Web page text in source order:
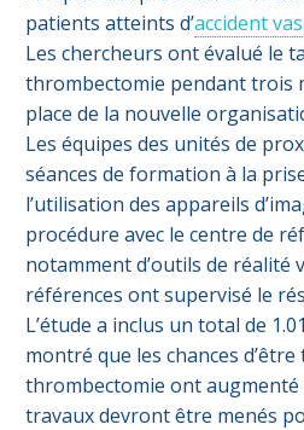
patients atteints d’accident
Les chercheurs ont évalué le
thrombectomie pendant trois
place de la nouvelle
Les équipes des unités de
séances de formation à la
l’utilisation des appareils
procédure avec le centre de
notamment d’outils de réalité
références ont supervisé le
L’étude a inclus un total de
montré que les chances
thrombectomie ont augmenté
travaux devront être menés